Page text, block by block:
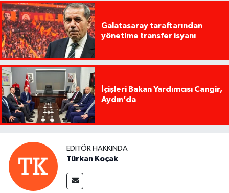
Galatasaray taraftarından
yönetime transfer isyanı
İçişleri Bakan Yardımcısı Cangir,
Aydın’da
EDITÖR HAKKINDA
Türkan Koçak